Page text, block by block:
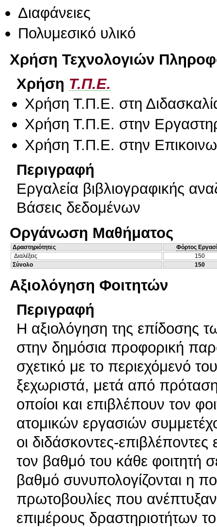
Διαφάνειες
Πολυμεσικό υλικό
Χρήση Τεχνολογιών
Χρήση Τ.Π.Ε.
Χρήση Τ.Π.Ε. στη
Χρήση Τ.Π.Ε. στην
Χρήση Τ.Π.Ε. στην
Περιγραφή
Eργαλεία βιβλιογραφικής
Bάσεις δεδομένων
Οργάνωση Μαθήματος
Δραστηριότητες
Φόρτος
Διαλέξεις
150
Σύνολο
150
Αξιολόγηση Φοιτητών
Περιγραφή
Η αξιολόγηση της επίδοσης
στην δημόσια προφορική
σχετικό με το περιεχόμενό
ξεχωριστά, μετά από
οποίοι και επιβλέπουν τον
ατομικών εργασιών
οι διδάσκοντες-
τον βαθμό του κάθε φοιτητή
βαθμό συνυπολογίζονται η
πρωτοβουλίες που ανέπτυξαν
επιμέρους δραστηριοτήτων